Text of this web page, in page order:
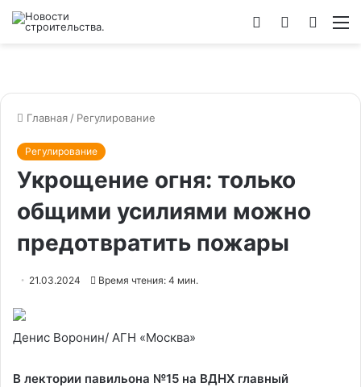
Switch
Войти
Главная / Регулирование
Регулирование
Укрощение огня: только
общими усилиями можно
предотвратить пожары
21.03.2024 Время чтения: 4 мин.
Денис Воронин/ АГН «Москва»
В лектории павильона №15 на ВДНХ главный